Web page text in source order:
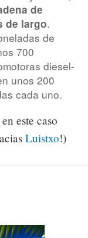
de
de largo.
de
700
diesel-
unos 200
cada uno.
este caso
Luistxo!)